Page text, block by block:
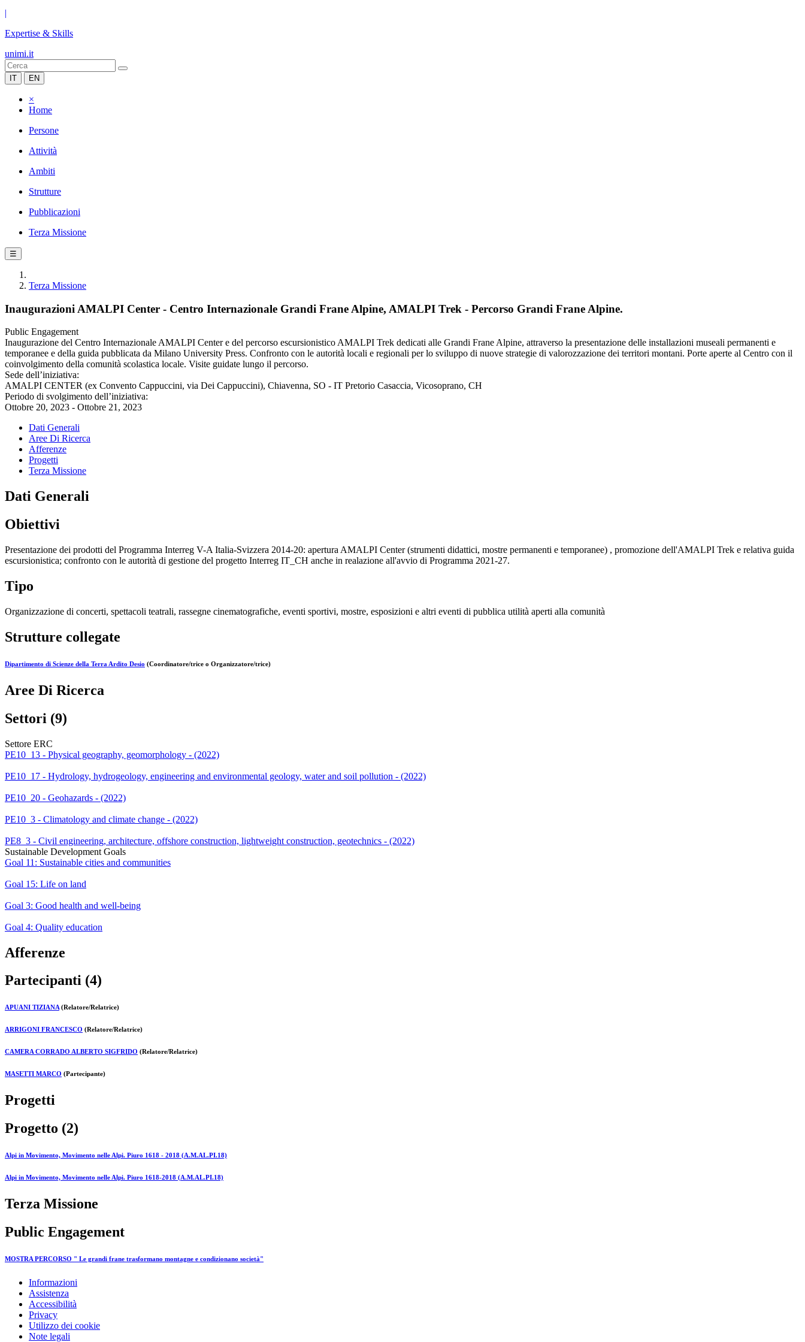
|
Expertise & Skills
unimi.it
IT EN
×
Home
Persone
Attività
Ambiti
Strutture
Pubblicazioni
Terza Missione
☰
Terza Missione
Inaugurazioni AMALPI Center - Centro Internazionale Grandi Frane Alpine, AMALPI Trek - Percorso Grandi Frane Alpine.
Public Engagement
Inaugurazione del Centro Internazionale AMALPI Center e del percorso escursionistico AMALPI Trek dedicati alle Grandi Frane Alpine, attraverso la presentazione delle installazioni museali permanenti e
temporanee e della guida pubblicata da Milano University Press. Confronto con le autorità locali e regionali per lo sviluppo di nuove strategie di valorozzazione dei territori montani. Porte aperte al Centro con il
coinvolgimento della comunità scolastica locale. Visite guidate lungo il percorso.
Sede dell’iniziativa:
AMALPI CENTER (ex Convento Cappuccini, via Dei Cappuccini), Chiavenna, SO - IT Pretorio Casaccia, Vicosoprano, CH
Periodo di svolgimento dell’iniziativa:
Ottobre 20, 2023 - Ottobre 21, 2023
Dati Generali
Aree Di Ricerca
Afferenze
Progetti
Terza Missione
Dati Generali
Obiettivi
Presentazione dei prodotti del Programma Interreg V-A Italia-Svizzera 2014-20: apertura AMALPI Center (strumenti didattici, mostre permanenti e temporanee) , promozione dell'AMALPI Trek e relativa guida
escursionistica; confronto con le autorità di gestione del progetto Interreg IT_CH anche in realazione all'avvio di Programma 2021-27.
Tipo
Organizzazione di concerti, spettacoli teatrali, rassegne cinematografiche, eventi sportivi, mostre, esposizioni e altri eventi di pubblica utilità aperti alla comunità
Strutture collegate
Dipartimento di Scienze della Terra Ardito Desio (Coordinatore/trice o Organizzatore/trice)
Aree Di Ricerca
Settori (9)
Settore ERC
PE10_13 - Physical geography, geomorphology - (2022)
PE10_17 - Hydrology, hydrogeology, engineering and environmental geology, water and soil pollution - (2022)
PE10_20 - Geohazards - (2022)
PE10_3 - Climatology and climate change - (2022)
PE8_3 - Civil engineering, architecture, offshore construction, lightweight construction, geotechnics - (2022)
Sustainable Development Goals
Goal 11: Sustainable cities and communities
Goal 15: Life on land
Goal 3: Good health and well-being
Goal 4: Quality education
Afferenze
Partecipanti (4)
APUANI TIZIANA(Relatore/Relatrice)
ARRIGONI FRANCESCO (Relatore/Relatrice)
CAMERA CORRADO ALBERTO SIGFRIDO (Relatore/Relatrice)
MASETTI MARCO (Partecipante)
Progetti
Progetto (2)
Alpi in Movimento, Movimento nelle Alpi. Piuro 1618 - 2018 (A.M.AL.PI.18)
Alpi in Movimento, Movimento nelle Alpi. Piuro 1618-2018 (A.M.AL.PI.18)
Terza Missione
Public Engagement
MOSTRA PERCORSO " Le grandi frane trasformano montagne e condizionano società"
Informazioni
Assistenza
Accessibilità
Privacy
Utilizzo dei cookie
Note legali